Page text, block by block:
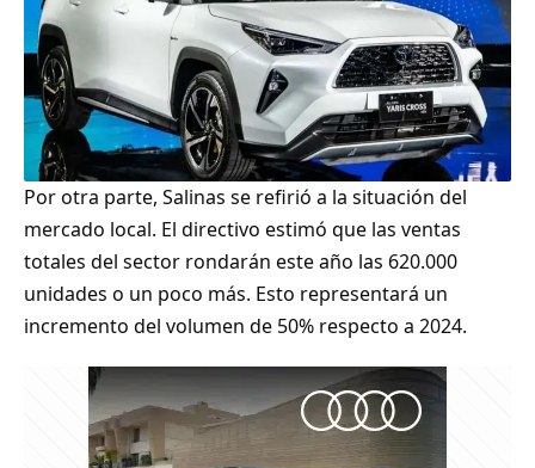
Por otra parte, Salinas se refirió a la situación del
mercado local. El directivo estimó que las ventas
totales del sector rondarán este año las 620.000
unidades o un poco más. Esto representará un
incremento del volumen de 50% respecto a 2024.